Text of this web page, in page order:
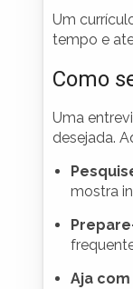
Um
tempo e
Como
Uma
desejada.
mostra
Aja